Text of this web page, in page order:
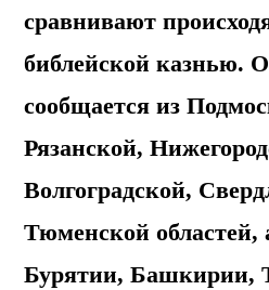
сравнивают
библейской казнью.
сообщается из
Рязанской,
Волгоградской,
Тюменской областей,
Бурятии, Башкирии,